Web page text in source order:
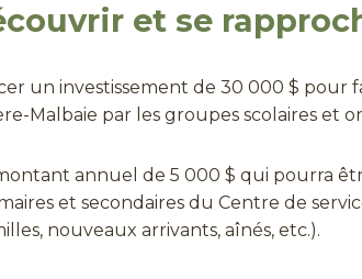
et se
un investissement de 30 000 $
Malbaie par les groupes scolaires et
annuel de 5 000 $ qui pourra
et secondaires du Centre de
nouveaux arrivants, aînés, etc.).